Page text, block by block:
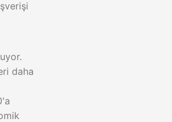
daha